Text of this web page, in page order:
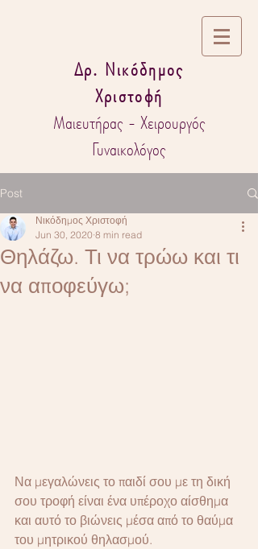
Δρ. Νικόδημος
Χριστοφή
Μαιευτήρας - Χειρουργός
Γυναικολόγος
Post
Θηλάζω. Τι να τρώω και τι
να αποφεύγω;
Νικόδημος Χριστοφή
Jun 30, 2020 8 min read
Να μεγαλώνεις το παιδί σου με τη δική
σου τροφή είναι ένα υπέροχο αίσθημα
και αυτό το βιώνεις μέσα από το θαύμα
του μητρικού θηλασμού.